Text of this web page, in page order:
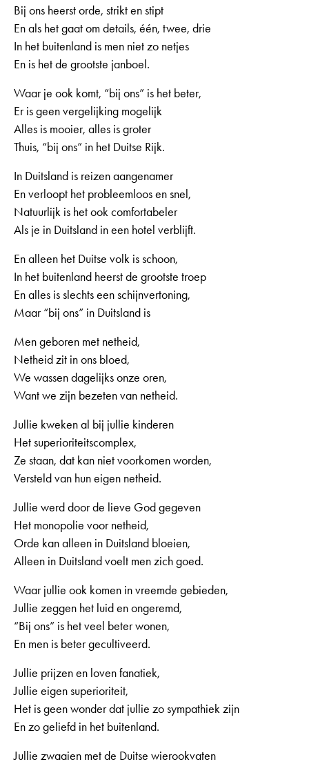
Bij ons heerst orde, strikt en stipt
En als het gaat om details, één, twee, drie
In het buitenland is men niet zo netjes
En is het de grootste janboel.
Waar je ook komt, “bij ons” is het beter,
Er is geen vergelijking mogelijk
Alles is mooier, alles is groter
Thuis, “bij ons” in het Duitse Rijk.
In Duitsland is reizen aangenamer
En verloopt het probleemloos en snel,
Natuurlijk is het ook comfortabeler
Als je in Duitsland in een hotel verblijft.
En alleen het Duitse volk is schoon,
In het buitenland heerst de grootste troep
En alles is slechts een schijnvertoning,
Maar “bij ons” in Duitsland is
Men geboren met netheid,
Netheid zit in ons bloed,
We wassen dagelijks onze oren,
Want we zijn bezeten van netheid.
Jullie kweken al bij jullie kinderen
Het superioriteitscomplex,
Ze staan, dat kan niet voorkomen worden,
Versteld van hun eigen netheid.
Jullie werd door de lieve God gegeven
Het monopolie voor netheid,
Orde kan alleen in Duitsland bloeien,
Alleen in Duitsland voelt men zich goed.
Waar jullie ook komen in vreemde gebieden,
Jullie zeggen het luid en ongeremd,
“Bij ons” is het veel beter wonen,
En men is beter gecultiveerd.
Jullie prijzen en loven fanatiek,
Jullie eigen superioriteit,
Het is geen wonder dat jullie zo sympathiek zijn
En zo geliefd in het buitenland.
Jullie zwaaien met de Duitse wierookvaten